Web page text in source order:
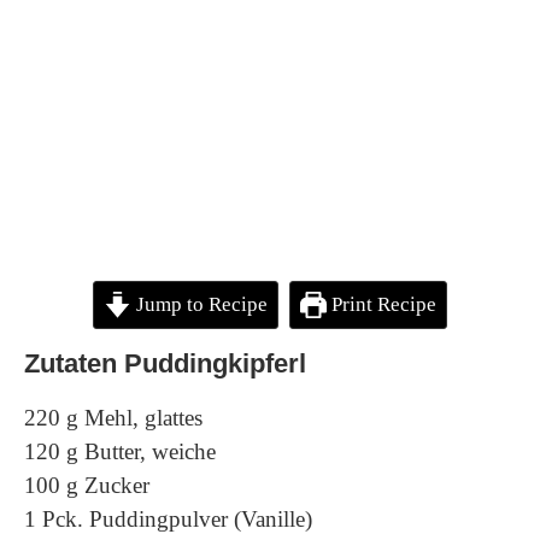
Jump to Recipe Print Recipe
Zutaten Puddingkipferl
220 g Mehl, glattes
120 g Butter, weiche
100 g Zucker
1 Pck. Puddingpulver (Vanille)